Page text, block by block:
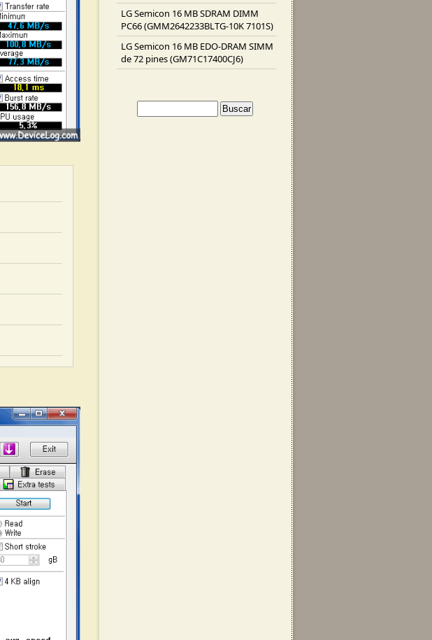
LG Semicon 16 MB SDRAM DIMM
PC66 (GMM2642233BLTG-10K 7101S)
LG Semicon 16 MB EDO-DRAM SIMM
de 72 pines (GM71C17400CJ6)